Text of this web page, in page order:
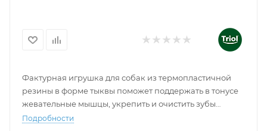
Фактурная игрушка для собак из термопластичной
резины в форме тыквы поможет поддержать в тонусе
жевательные мышцы, укрепить и очистить зубы
питомца, а отверстия под лакомства сделают игру еще
Подробности